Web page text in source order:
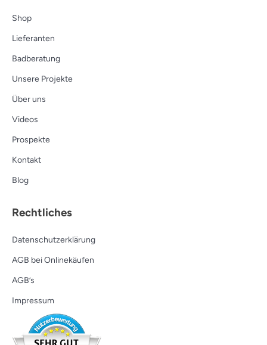
Shop
Lieferanten
Badberatung
Unsere Projekte
Über uns
Videos
Prospekte
Kontakt
Blog
Rechtliches
Datenschutzerklärung
AGB bei Onlinekäufen
AGB’s
Impressum